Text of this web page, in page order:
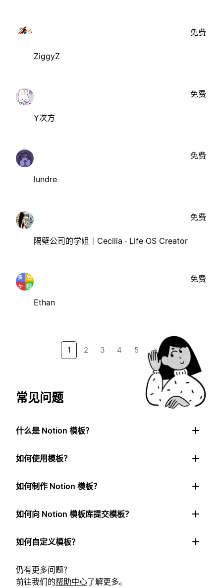
ZiggyZ
免费
Y次方
免费
lundre
免费
隔壁公司的学姐｜Cecilia · Life OS Creator
免费
Ethan
免费
1 2 3 4 5 →
常见问题
什么是 Notion 模板？
如何使用模板？
如何制作 Notion 模板？
如何向 Notion 模板库提交模板？
如何自定义模板？
仍有更多问题？
前往我们的帮助中心了解更多。